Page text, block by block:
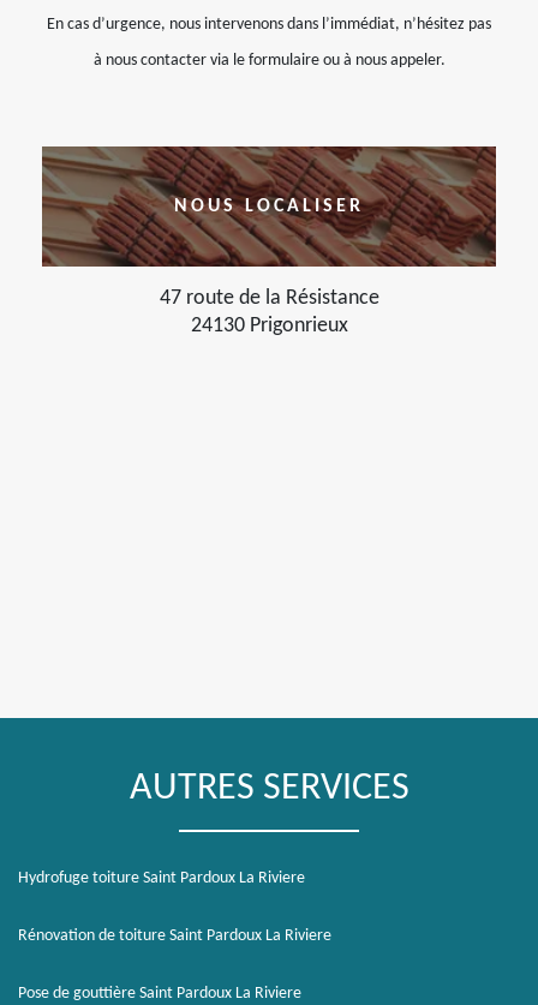
En cas d’urgence, nous intervenons dans l’immédiat, n’hésitez pas
à nous contacter via le formulaire ou à nous appeler.
NOUS LOCALISER
47 route de la Résistance
24130 Prigonrieux
AUTRES SERVICES
Hydrofuge toiture Saint Pardoux La Riviere
Rénovation de toiture Saint Pardoux La Riviere
Pose de gouttière Saint Pardoux La Riviere